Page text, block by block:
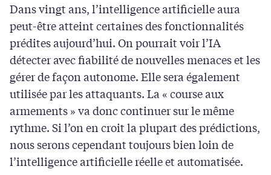
Dans vingt ans, l’intelligence artificielle aura
peut-être atteint certaines des fonctionnalités
prédites aujourd’hui. On pourrait voir l’IA
détecter avec fiabilité de nouvelles menaces et les
gérer de façon autonome. Elle sera également
utilisée par les attaquants. La « course aux
armements » va donc continuer sur le même
rythme. Si l’on en croit la plupart des prédictions,
nous serons cependant toujours bien loin de
l’intelligence artificielle réelle et automatisée.